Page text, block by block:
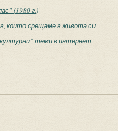
(1980 г.)
които срещаме в живота си
теми в интернет –